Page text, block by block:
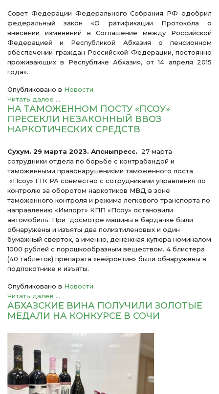
Совет Федерации Федерального Собрания РФ одобрил
федеральный закон «О ратификации Протокола о
внесении изменений в Соглашение между Российской
Федерацией и Республикой Абхазия о пенсионном
обеспечении граждан Российской Федерации, постоянно
проживающих в Республике Абхазия, от 14 апреля 2015
года».
Опубликовано в Новости
Читать далее ...
НА ТАМОЖЕННОМ ПОСТУ «ПСОУ»
ПРЕСЕКЛИ НЕЗАКОННЫЙ ВВОЗ
НАРКОТИЧЕСКИХ СРЕДСТВ
Сухум. 29 марта 2023. Апсныпресс. 27 марта
сотрудники отдела по борьбе с контрабандой и
таможенными правонарушениями таможенного поста
«Псоу» ГТК РА совместно с сотрудниками управления по
контролю за оборотом наркотиков МВД в зоне
таможенного контроля и режима легкового транспорта по
направлению «Импорт» КПП «Псоу» остановили
автомобиль. При досмотре машины в бардачке были
обнаружены и изъяты два полиэтиленовых и один
бумажный сверток, а именно, денежная купюра номиналом
1000 рублей с порошкообразным веществом. 4 блистера
(40 таблеток) препарата «нейронтин» были обнаружены в
подлокотнике и изъяты.
Опубликовано в Новости
Читать далее ...
АБХАЗСКИЕ ВИНА ПОЛУЧИЛИ ЗОЛОТЫЕ
МЕДАЛИ НА КОНКУРСЕ В СОЧИ